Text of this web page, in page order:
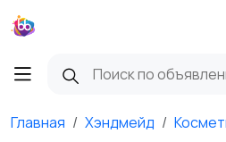
Главная Хэндмейд